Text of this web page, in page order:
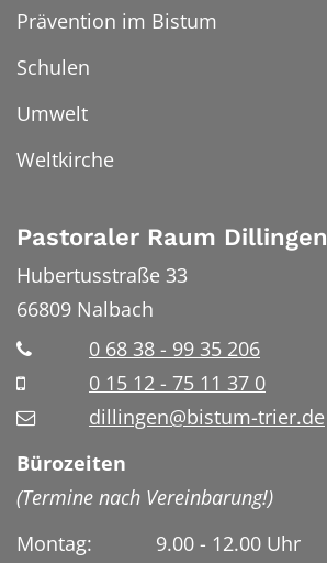
Prävention im Bistum
Schulen
Umwelt
Weltkirche
Pastoraler Raum Dillingen
Hubertusstraße 33
66809 Nalbach
0 68 38 - 99 35 206
0 15 12 - 75 11 37 0
dillingen@bistum-trier.de
Bürozeiten
(Termine nach Vereinbarung!)
Montag: 9.00 - 12.00 Uhr